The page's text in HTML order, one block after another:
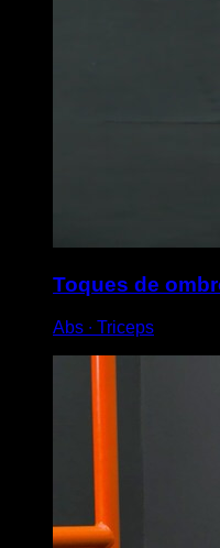
Toques de
Abs ∙ Triceps